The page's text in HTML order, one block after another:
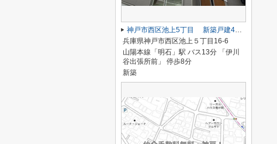
神戸市西区池上5丁目 新築戸建4号棟 仲介手数料無料！
兵庫県神戸市西区池上５丁目16-6
山陽本線「明石」駅 バス13分 「伊川
谷出張所前」 停歩8分
新築